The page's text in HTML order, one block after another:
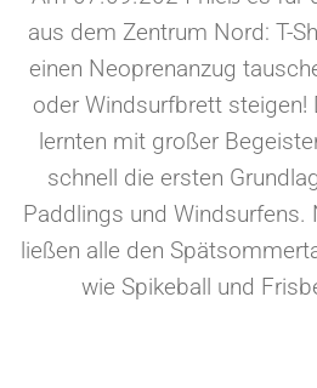
aus dem Zentrum Nord: T-
einen Neoprenanzug
oder Windsurfbrett steigen!
lernten mit großer
schnell die ersten
Paddlings und Windsurfens.
ließen alle den
wie Spikeball und